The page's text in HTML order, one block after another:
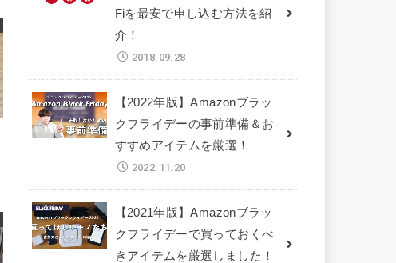
Fiを最安で申し込む方法を紹
介！
2018.09.28
【2022年版】Amazonブラッ
クフライデーの事前準備＆お
すすめアイテムを厳選！
2022.11.20
【2021年版】Amazonブラッ
クフライデーで買っておくべ
きアイテムを厳選しました！